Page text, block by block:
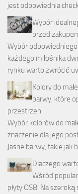
jest odpowiednia
Wybór
przed
Wybór
każdego miłośnika
rynku warto zwrócić
Kolory do
barwy, które
przestrzeni
Wybór kolorów do
znaczenie dla jego
Jasne barwy, takie jak
Dlaczego
Wśród
płyty OSB. Na